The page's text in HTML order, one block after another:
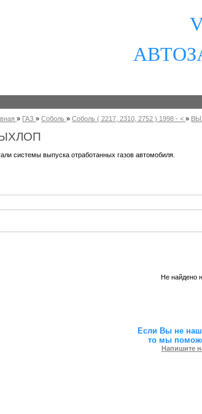
» ГАЗ »Соболь »Соболь ( 2217, 2310, 2752 ) 1998 - < »
системы выпуска отработанных газов автомобиля.
Не найдено
Если Вы не
то мы
Напишите